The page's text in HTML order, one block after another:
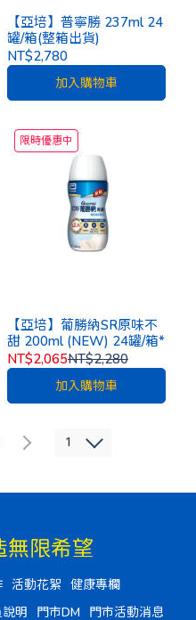
【亞培】普寧勝 237ml 24
罐/箱(整箱出貨)
NT$2,780
加入購物車
限時優惠中
【亞培】葡勝納SR原味不
甜 200ml (NEW) 24罐/箱*
NT$2,065NT$2,280
加入購物車
1
無限希望
活動花絮
健康專欄
明 門市DM 門市活動消息